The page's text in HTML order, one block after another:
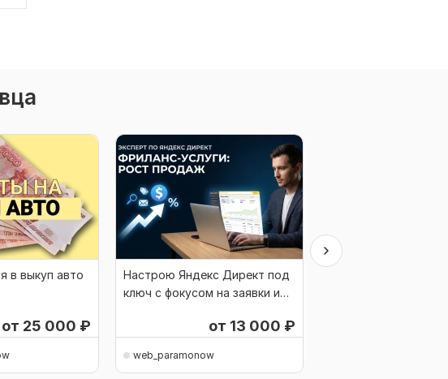
в выкуп авто
от 25 000 ₽
Настрою Яндекс Директ под
ключ с фокусом на заявки и
от 13 000 ₽
web_paramonow